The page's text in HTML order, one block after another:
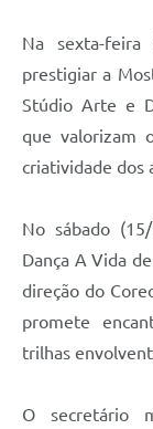
Na sexta-
prestigiar a
Stúdio Arte e
que valorizam
criatividade dos
No sábado
Dança A Vida
direção do
promete
trilhas
O secretário